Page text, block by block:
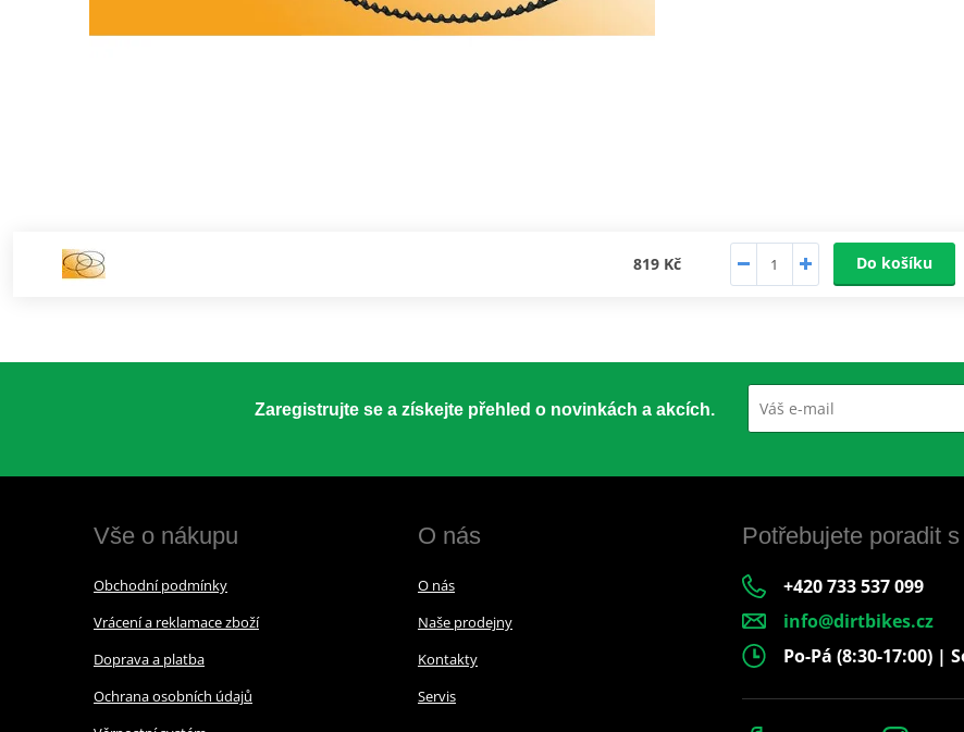
819 Kč Do košíku
Zaregistrujte se a získejte přehled o novinkách a akcích.
Vše o nákupu
Obchodní podmínky
Vrácení a reklamace zboží
Doprava a platba
Ochrana osobních údajů
O nás
O nás
Naše prodejny
Kontakty
Servis
Potřebujete poradit
+420 733 537 099
info@dirtbikes.cz
Po-Pá (8:30-17:00) |